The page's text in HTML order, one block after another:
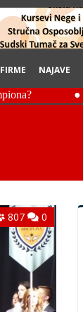
FIRME NAJAVE
807 0